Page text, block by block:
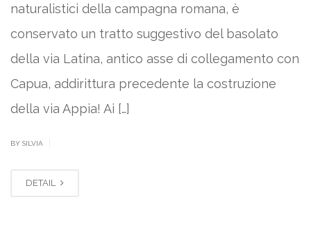
naturalistici della campagna romana, è
conservato un tratto suggestivo del basolato
della via Latina, antico asse di collegamento con
Capua, addirittura precedente la costruzione
della via Appia! Ai […]
BY SILVIA
DETAIL